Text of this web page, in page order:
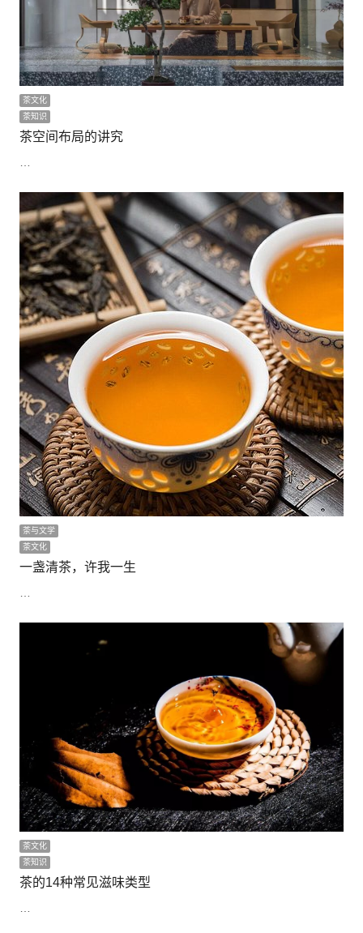
茶文化
茶知识
茶空间布局的讲究
茶与文学
茶文化
一盏清茶，许我一生
茶文化
茶知识
茶的14种常见滋味类型